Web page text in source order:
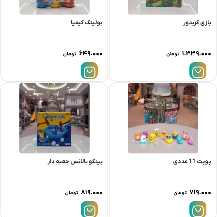
بازی کریدور
۱.۳۳۹.۰۰۰ تومان
بولینگ کیمیا
۶۴۹.۰۰۰ تومان
پوپت 11 عددی
۷۱۹.۰۰۰ تومان
پینگو بالانس جعبه دار
۸۱۹.۰۰۰ تومان